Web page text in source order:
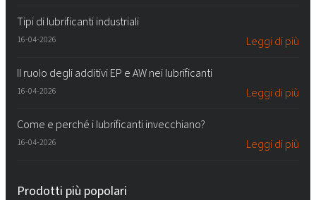
Tipi di lubrificanti industriali
16-04-2026 Leggi di più
Il ruolo degli additivi EP e AW nei lubrificanti
16-04-2026 Leggi di più
Come e perché i lubrificanti invecchiano?
16-04-2026 Leggi di più
Prodotti più popolari